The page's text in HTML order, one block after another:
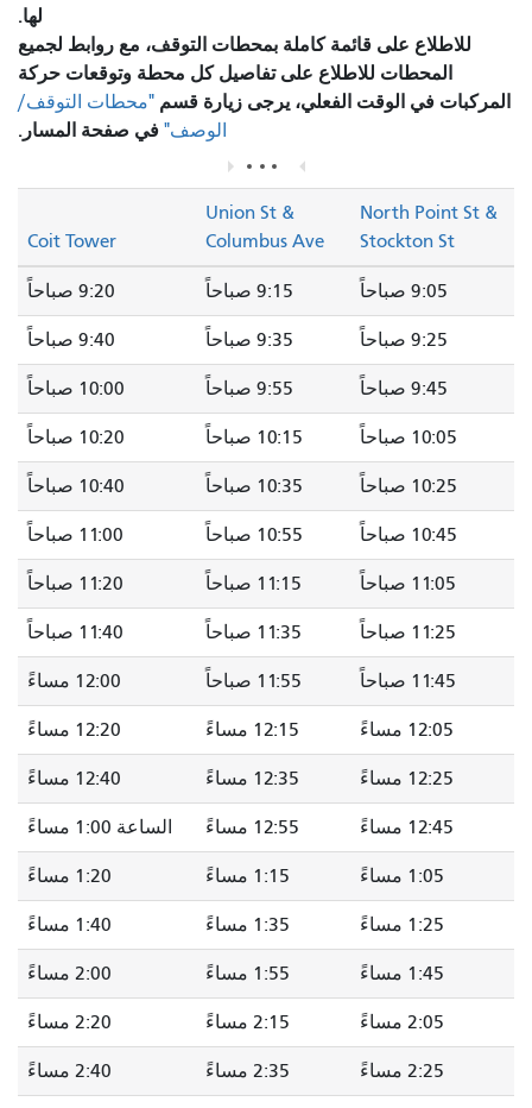
لها.
للاطلاع على قائمة كاملة بمحطات التوقف، مع روابط لجميع
المحطات للاطلاع على تفاصيل كل محطة وتوقعات حركة
المركبات في الوقت الفعلي، يرجى زيارة قسم "محطات التوقف/
الوصف" في صفحة المسار.
North Point St &
Stockton St
Union St &
Columbus Ave
Coit Tower
9:05 صباحاً 9:15 صباحاً 9:20 صباحاً
9:25 صباحاً 9:35 صباحاً 9:40 صباحاً
9:45 صباحاً 9:55 صباحاً 10:00 صباحاً
10:05 صباحاً 10:15 صباحاً 10:20 صباحاً
10:25 صباحاً 10:35 صباحاً 10:40 صباحاً
10:45 صباحاً 10:55 صباحاً 11:00 صباحاً
11:05 صباحاً 11:15 صباحاً 11:20 صباحاً
11:25 صباحاً 11:35 صباحاً 11:40 صباحاً
11:45 صباحاً 11:55 صباحاً 12:00 مساءً
12:05 مساءً 12:15 مساءً 12:20 مساءً
12:25 مساءً 12:35 مساءً 12:40 مساءً
12:45 مساءً 12:55 مساءً الساعة 1:00 مساءً
1:05 مساءً 1:15 مساءً 1:20 مساءً
1:25 مساءً 1:35 مساءً 1:40 مساءً
1:45 مساءً 1:55 مساءً 2:00 مساءً
2:05 مساءً 2:15 مساءً 2:20 مساءً
2:25 مساءً 2:35 مساءً 2:40 مساءً